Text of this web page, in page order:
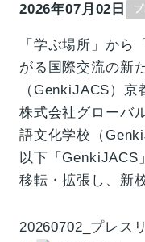
2026年07月02日
「学ぶ場所」から
がる国際交流の新
（GenkiJACS）
株式会社グローバ
語文化学校（
以下「GenkiJACS
移転・拡張し、新
20260702_プレス